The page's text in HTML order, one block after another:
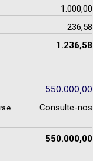
1.000,00
236,58
1.236,58
550.000,00
e
Consulte-nos
550.000,00